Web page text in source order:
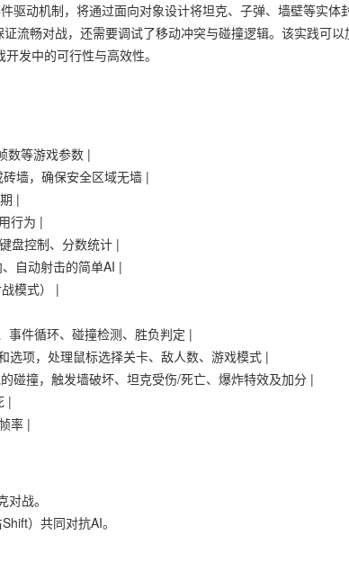
驱动机制，将通过面向对象设计将坦克、子弹、墙壁等实体
流畅对战，还需要调试了移动冲突与碰撞逻辑。该实践可以
发中的可行性与高效性。
数等游戏参数 |
墙，确保安全区域无墙 |
|
行为 |
盘控制、分数统计 |
自动射击的简单AI |
模式） |
事件循环、碰撞检测、胜负判定 |
项，处理鼠标选择关卡、敌人数、游戏模式 |
碰撞，触发墙破坏、坦克受伤/死亡、爆炸特效及加分 |
|
率 |
战。
）共同对抗AI。